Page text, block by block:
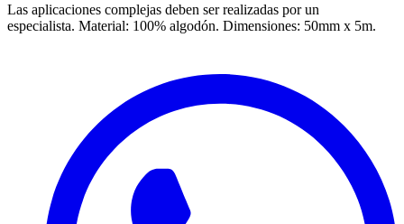
Las aplicaciones complejas deben ser realizadas por un
especialista. Material: 100% algodón. Dimensiones: 50mm x 5m.